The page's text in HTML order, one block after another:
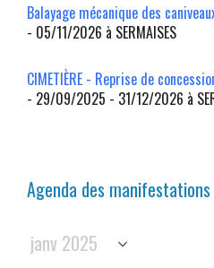
Balayage mécanique des
- 05/11/2026 à SERMAISES
CIMETIÈRE - Reprise de
- 29/09/2025 - 31/12/2026 à
Agenda des manifestations